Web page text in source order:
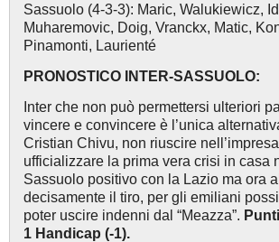
Sassuolo (4-3-3): Maric, Walukiewicz,
Muharemovic, Doig, Vranckx, Matic,
Pinamonti, Laurienté
PRONOSTICO INTER-SASSUOLO:
Inter che non può permettersi ulteriori
vincere e convincere è l’unica
Cristian Chivu, non riuscire
ufficializzare la prima vera crisi in casa
Sassuolo positivo con la Lazio ma ora
decisamente il tiro, per gli emiliani
poter uscire indenni dal “Meazza”.
1 Handicap (-1).